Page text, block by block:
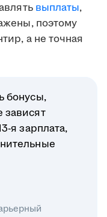
выплаты,
поэтому
а не точная
бонусы,
я зарплата,